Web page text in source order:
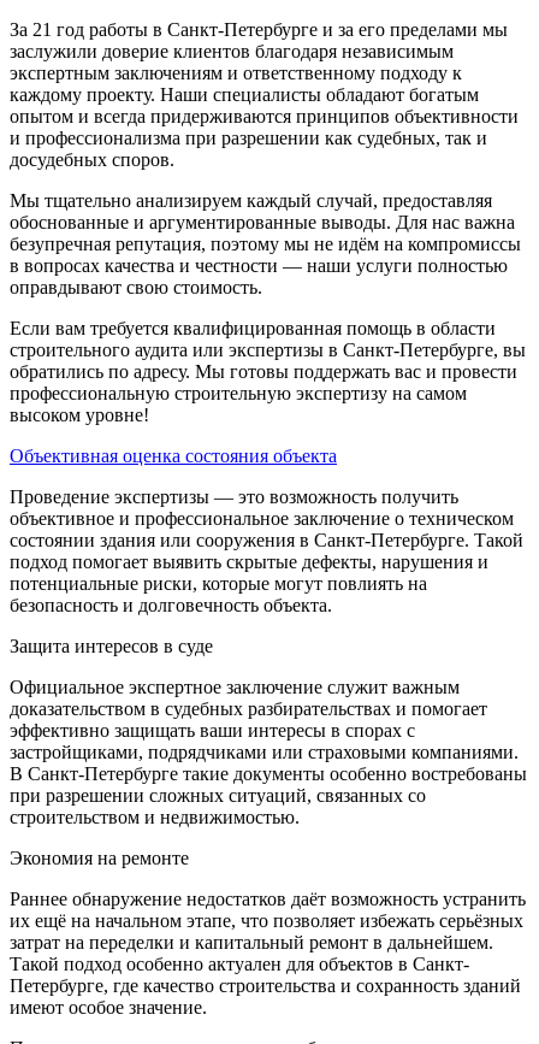
За 21 год работы в Санкт-Петербурге и за его пределами мы
заслужили доверие клиентов благодаря независимым
экспертным заключениям и ответственному подходу к
каждому проекту. Наши специалисты обладают богатым
опытом и всегда придерживаются принципов объективности
и профессионализма при разрешении как судебных, так и
досудебных споров.
Мы тщательно анализируем каждый случай, предоставляя
обоснованные и аргументированные выводы. Для нас важна
безупречная репутация, поэтому мы не идём на компромиссы
в вопросах качества и честности — наши услуги полностью
оправдывают свою стоимость.
Если вам требуется квалифицированная помощь в области
строительного аудита или экспертизы в Санкт-Петербурге, вы
обратились по адресу. Мы готовы поддержать вас и провести
профессиональную строительную экспертизу на самом
высоком уровне!
Объективная оценка состояния объекта
Проведение экспертизы — это возможность получить
объективное и профессиональное заключение о техническом
состоянии здания или сооружения в Санкт-Петербурге. Такой
подход помогает выявить скрытые дефекты, нарушения и
потенциальные риски, которые могут повлиять на
безопасность и долговечность объекта.
Защита интересов в суде
Официальное экспертное заключение служит важным
доказательством в судебных разбирательствах и помогает
эффективно защищать ваши интересы в спорах с
застройщиками, подрядчиками или страховыми компаниями.
В Санкт-Петербурге такие документы особенно востребованы
при разрешении сложных ситуаций, связанных со
строительством и недвижимостью.
Экономия на ремонте
Раннее обнаружение недостатков даёт возможность устранить
их ещё на начальном этапе, что позволяет избежать серьёзных
затрат на переделки и капитальный ремонт в дальнейшем.
Такой подход особенно актуален для объектов в Санкт-
Петербурге, где качество строительства и сохранность зданий
имеют особое значение.